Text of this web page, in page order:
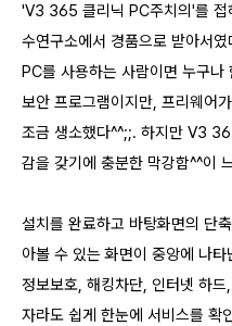
'V3 365 클리닉 PC주치의'를 접
수연구소에서 경품으로 받아서
PC를 사용하는 사람이면 누구나
보안 프로그램이지만, 프리웨어
조금 생소했다^^;;. 하지만 V3
감을 갖기에 충분한 막강함^^이
설치를 완료하고 바탕화면의 단
아볼 수 있는 화면이 중앙에 나
정보보호, 해킹차단, 인터넷 하
자라도 쉽게 한눈에 서비스를 확